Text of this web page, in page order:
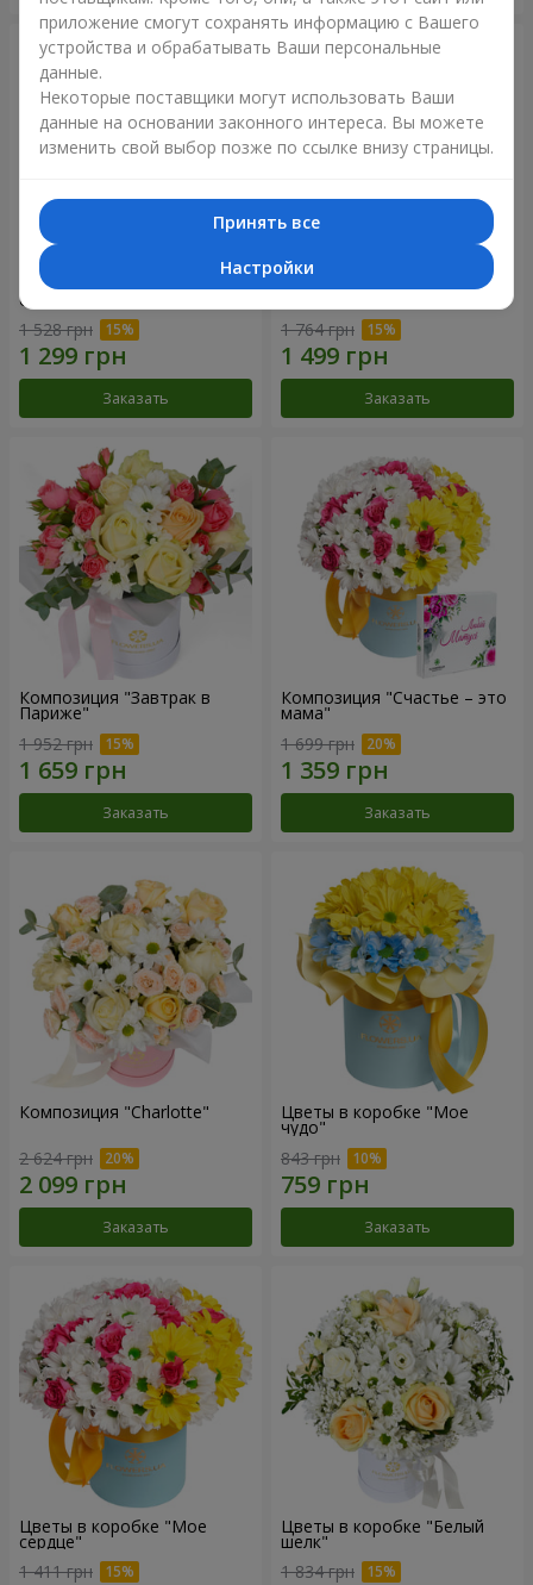
Композиция "Летнее
облако"
1 528 грн
Заказать
Цветы в коробке "Счастья
1 764 грн
Заказать
Композиция "Завтрак в
Париже"
1 952 грн
Заказать
Композиция "Счастье – это
мама"
1 699 грн
Заказать
Композиция "Charlotte"
2 624 грн
Заказать
Цветы в коробке "Мое
чудо"
843 грн
Заказать
Цветы в коробке "Мое
сердце"
1 411 грн
Цветы в коробке "Белый
шелк"
1 834 грн
приложение смогут сохранять информацию с Вашего
устройства и обрабатывать Ваши персональные
данные.
Некоторые поставщики могут использовать Ваши
данные на основании законного интереса. Вы можете
изменить свой выбор позже по ссылке внизу страницы.
Принять все
Настройки